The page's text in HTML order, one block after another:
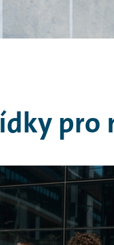
pro